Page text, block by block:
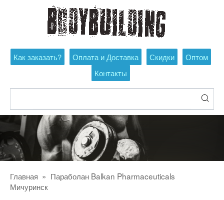
Как заказать? Оплата и Доставка Скидки
Оптом
Контакты
Главная » Параболан Balkan Pharmaceuticals
Мичуринск